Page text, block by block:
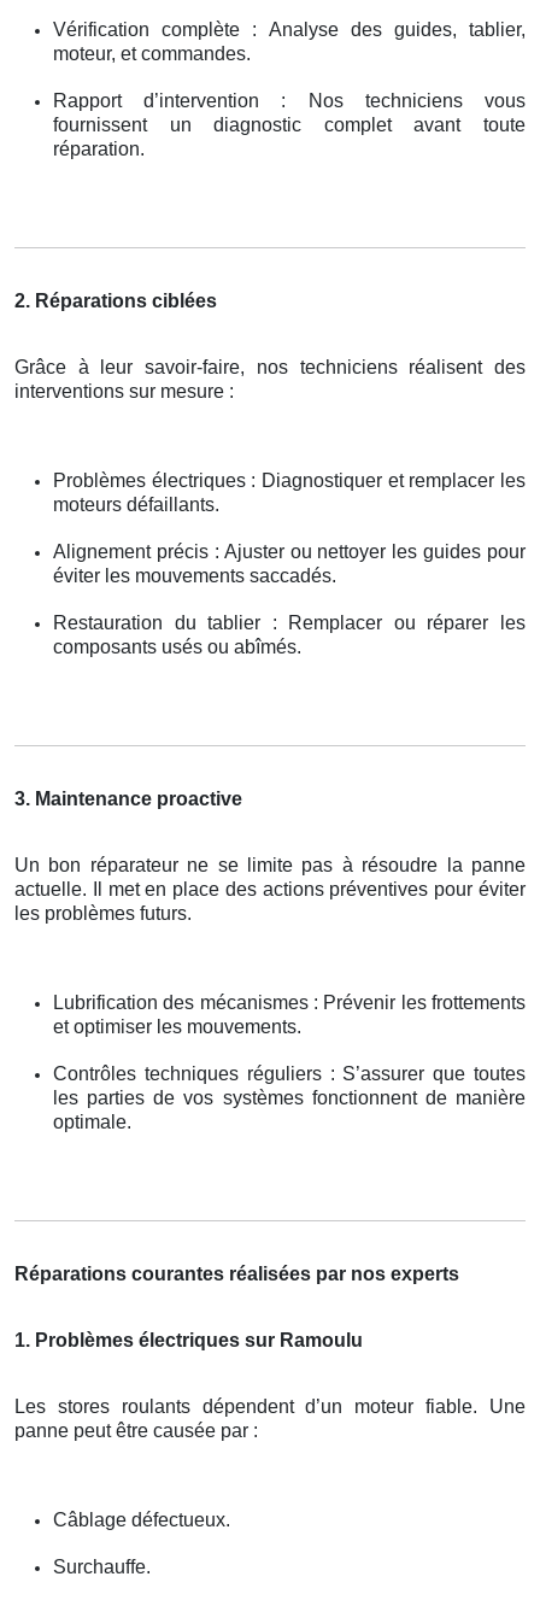
Vérification complète : Analyse des guides, tablier,
moteur, et commandes.
Rapport d’intervention : Nos techniciens vous
fournissent un diagnostic complet avant toute
réparation.
2. Réparations ciblées
Grâce à leur savoir-faire, nos techniciens réalisent des
interventions sur mesure :
Problèmes électriques : Diagnostiquer et remplacer les
moteurs défaillants.
Alignement précis : Ajuster ou nettoyer les guides pour
éviter les mouvements saccadés.
Restauration du tablier : Remplacer ou réparer les
composants usés ou abîmés.
3. Maintenance proactive
Un bon réparateur ne se limite pas à résoudre la panne
actuelle. Il met en place des actions préventives pour éviter
les problèmes futurs.
Lubrification des mécanismes : Prévenir les frottements
et optimiser les mouvements.
Contrôles techniques réguliers : S’assurer que toutes
les parties de vos systèmes fonctionnent de manière
optimale.
Réparations courantes réalisées par nos experts
1. Problèmes électriques sur Ramoulu
Les stores roulants dépendent d’un moteur fiable. Une
panne peut être causée par :
Câblage défectueux.
Surchauffe.